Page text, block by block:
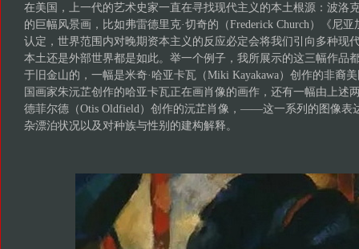
在美国，上一代的艺术史家一直在寻找现代主义的本土根源：波洛
的巨幅风景画，比如弗雷德里克·切奇的（Frederick Church）《尼亚
认定，世界范围内对晚期资本主义的反应必定会将我们引向多种现
本土还是外部世界都是如此。举一个例子，我所展示的这三幅作品
于旧金山的，一幅是米奇·哈亚卡瓦（Miki Kayakawa）创作的非裔
国画家朱沅芷创作的哈亚卡瓦正在画肖像的画作，还有一幅由上述
德菲尔德（Otis Oldfield）创作的沅芷肖像，——这一系列的图像表
杂漂泊状况以及对种族与性别的建构解释。